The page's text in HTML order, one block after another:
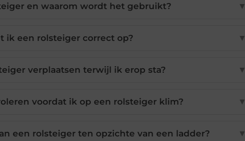
en waarom wordt het gebruikt? ▼
ik een rolsteiger correct op? ▼
verplaatsen terwijl ik erop sta? ▼
voordat ik op een rolsteiger klim? ▼
een rolsteiger ten opzichte van een ladder? ▼